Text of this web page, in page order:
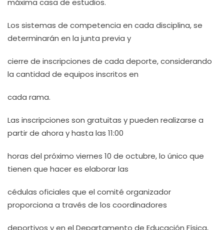
máxima casa de estudios.
Los sistemas de competencia en cada disciplina, se
determinarán en la junta previa y
cierre de inscripciones de cada deporte, considerando
la cantidad de equipos inscritos en
cada rama.
Las inscripciones son gratuitas y pueden realizarse a
partir de ahora y hasta las 11:00
horas del próximo viernes 10 de octubre, lo único que
tienen que hacer es elaborar las
cédulas oficiales que el comité organizador
proporciona a través de los coordinadores
deportivos y en el Departamento de Educación Física,